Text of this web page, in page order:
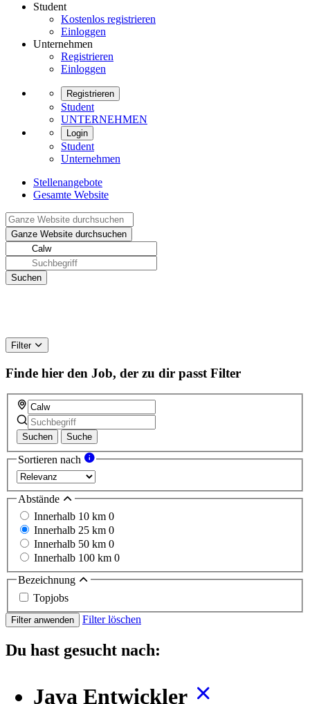
Student
Kostenlos registrieren
Einloggen
Unternehmen
Registrieren
Einloggen
Registrieren
Student
UNTERNEHMEN
Login
Student
Unternehmen
Stellenangebote
Gesamte Website
Filter
Finde hier den Job, der zu dir passt Filter
Suchen Suche
Sortieren nach
Abstände
Innerhalb 10 km 0
Innerhalb 25 km 0
Innerhalb 50 km 0
Innerhalb 100 km 0
Bezeichnung
Topjobs
Filter anwenden Filter löschen
Du hast gesucht nach:
Java Entwickler